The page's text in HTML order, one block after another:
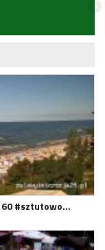
60 #sztutowo…